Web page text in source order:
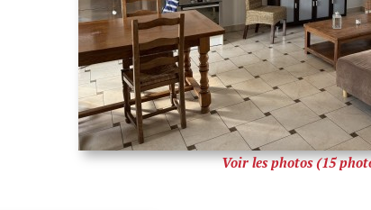
Voir les photos (15